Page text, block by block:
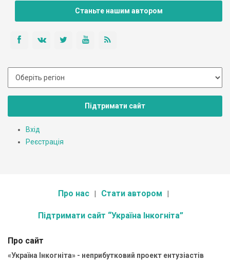
Из Киева стартовали около 8.00, были на месте в 16.30,
Станьте нашим автором
Підтримати сайт
Вхід
Реєстрація
Про нас Стати автором
Підтримати сайт “Україна Інкогніта”
Про сайт
«Україна Інкогніта» - неприбутковий проект ентузіастів